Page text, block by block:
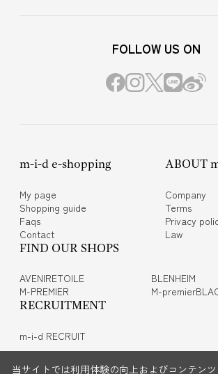
FOLLOW US ON
m-i-d e-shopping
My page
Shopping guide
Faqs
Contact
ABOUT
Company
Terms
Privacy
Law
FIND OUR SHOPS
AVENIRETOILE
BLENHEIM
M-PREMIER
M-
RECRUITMENT
m-i-d RECRUIT
当サイトでは利用体験の向上およびコンテン